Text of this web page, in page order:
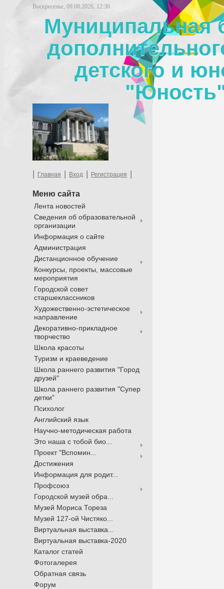
Воскресенье, 09.08.2026, 12:36
Муниципальная
детского и
| Главная | Вход | Регистрация |
Меню сайта
Лента новостей
Сведения об образовательной
организации
Информация о сайте
Администрация
Дистанционное обучение
Конкурсы, проекты, массовые
мероприятия
Городской совет
старшеклассников
Художественно-эстетическое
направление
Декоративно-прикладное
творчество
Школа красоты
Туризм и краеведение
Школа раннего развития "Город
друзей"
Школа раннего развития "Супер
детки"
Психолог
Английский язык
Научно-методическая работа
Это наша с тобой био...
Проект "Вспомин...
Достижения
Информация для родит...
Профсоюз
Городской музей обра...
Музей Мориса Тореза
Музей 127-ой Чистяко...
Виртуальная выставка...
Виртуальная выставка-2020
Каталог статей
Фотогалерея
Обратная связь
Форум